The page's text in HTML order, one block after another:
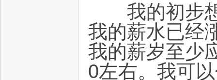
我的初步想
我的薪水已经
我的薪岁至少
0左右。我可